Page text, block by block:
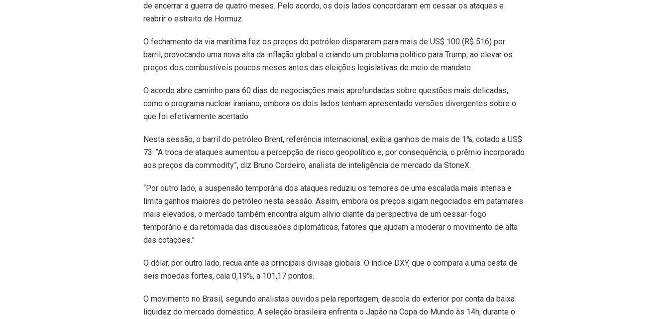
de encerrar a guerra de quatro meses. Pelo acordo, os dois lados concordaram em cessar os ataques e
reabrir o estreito de Hormuz.
O fechamento da via marítima fez os preços do petróleo dispararem para mais de US$ 100 (R$ 516) por
barril, provocando uma nova alta da inflação global e criando um problema político para Trump, ao elevar os
preços dos combustíveis poucos meses antes das eleições legislativas de meio de mandato.
O acordo abre caminho para 60 dias de negociações mais aprofundadas sobre questões mais delicadas,
como o programa nuclear iraniano, embora os dois lados tenham apresentado versões divergentes sobre o
que foi efetivamente acertado.
Nesta sessão, o barril do petróleo Brent, referência internacional, exibia ganhos de mais de 1%, cotado a US$
73. “A troca de ataques aumentou a percepção de risco geopolítico e, por consequência, o prêmio incorporado
aos preços da commodity”, diz Bruno Cordeiro, analista de inteligência de mercado da StoneX.
“Por outro lado, a suspensão temporária dos ataques reduziu os temores de uma escalada mais intensa e
limita ganhos maiores do petróleo nesta sessão. Assim, embora os preços sigam negociados em patamares
mais elevados, o mercado também encontra algum alívio diante da perspectiva de um cessar-fogo
temporário e da retomada das discussões diplomáticas, fatores que ajudam a moderar o movimento de alta
das cotações.”
O dólar, por outro lado, recua ante as principais divisas globais. O índice DXY, que o compara a uma cesta de
seis moedas fortes, caía 0,19%, a 101,17 pontos.
O movimento no Brasil, segundo analistas ouvidos pela reportagem, descola do exterior por conta da baixa
liquidez do mercado doméstico. A seleção brasileira enfrenta o Japão na Copa do Mundo às 14h, durante o